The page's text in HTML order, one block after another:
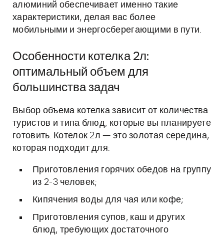
алюминий обеспечивает именно такие
характеристики, делая вас более
мобильными и энергосберегающими в пути.
Особенности котелка 2л:
оптимальный объем для
большинства задач
Выбор объема котелка зависит от количества
туристов и типа блюд, которые вы планируете
готовить. Котелок 2л — это золотая середина,
которая подходит для:
Приготовления горячих обедов на группу
из 2-3 человек;
Кипячения воды для чая или кофе;
Приготовления супов, каш и других
блюд, требующих достаточного